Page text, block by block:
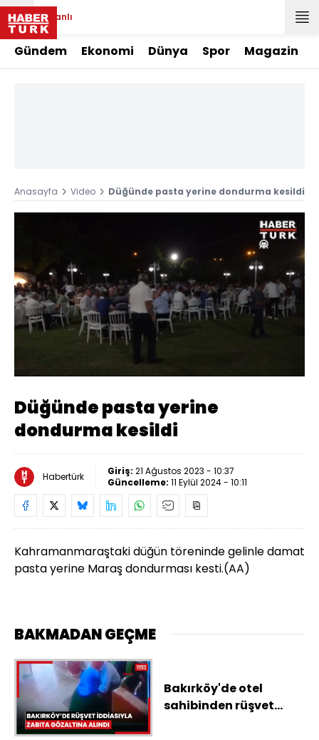
Canlı
Gündem Ekonomi Dünya Spor Magazin
Anasayfa Video Düğünde pasta yerine dondurma kesildi
Aç
Yüklendi:
Hızı
Düğünde pasta yerine
dondurma kesildi
Habertürk Giriş: 21 Ağustos 2023 - 10:37
Güncelleme: 11 Eylül 2024 - 10:11
Kahramanmaraştaki düğün töreninde gelinle damat
pasta yerine Maraş dondurması kesti.(AA)
BAKMADAN GEÇME
Bakırköy'de otel
sahibinden rüşvet